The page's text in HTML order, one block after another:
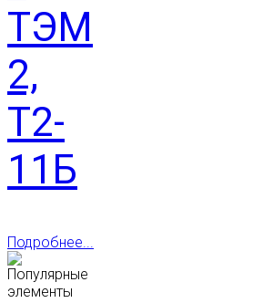
ТЭМ
2,
Т2-
11Б
Подробнее...